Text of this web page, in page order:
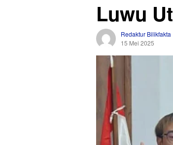
Luwu
Redaktur Bilikfakta
15 Mei 2025